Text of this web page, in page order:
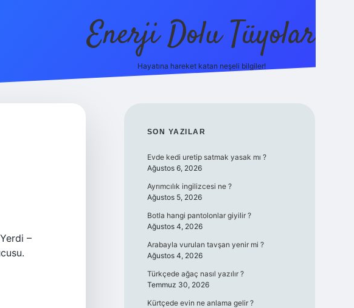
Enerji Dolu Tüyolar
Hayatına hareket katan neşeli bilgiler!
–
SIDEBAR
SON YAZILAR
Evde kedi uretip satmak yasak mı ?
Ağustos 6, 2026
Ayrımcılık ingilizcesi ne ?
Ağustos 5, 2026
Botla hangi pantolonlar giyilir ?
Ağustos 4, 2026
Arabayla vurulan tavşan yenir mi ?
Ağustos 4, 2026
Türkçede ağaç nasıl yazılır ?
Temmuz 30, 2026
Kürtçede evin ne anlama gelir ?